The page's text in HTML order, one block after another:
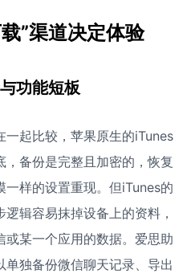
”渠道决定体验
功能短板
起比较，苹果原生的iTunes
备份是完整且加密的，恢复
样的设置重现。但iTunes的
辑容易抹掉设备上的资料，
某一个应用的数据。爱思助
独备份微信聊天记录、导出